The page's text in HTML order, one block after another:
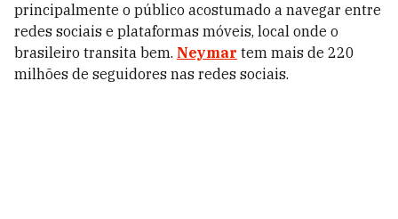
principalmente o público acostumado a navegar entre
redes sociais e plataformas móveis, local onde o
brasileiro transita bem. Neymar tem mais de 220
milhões de seguidores nas redes sociais.